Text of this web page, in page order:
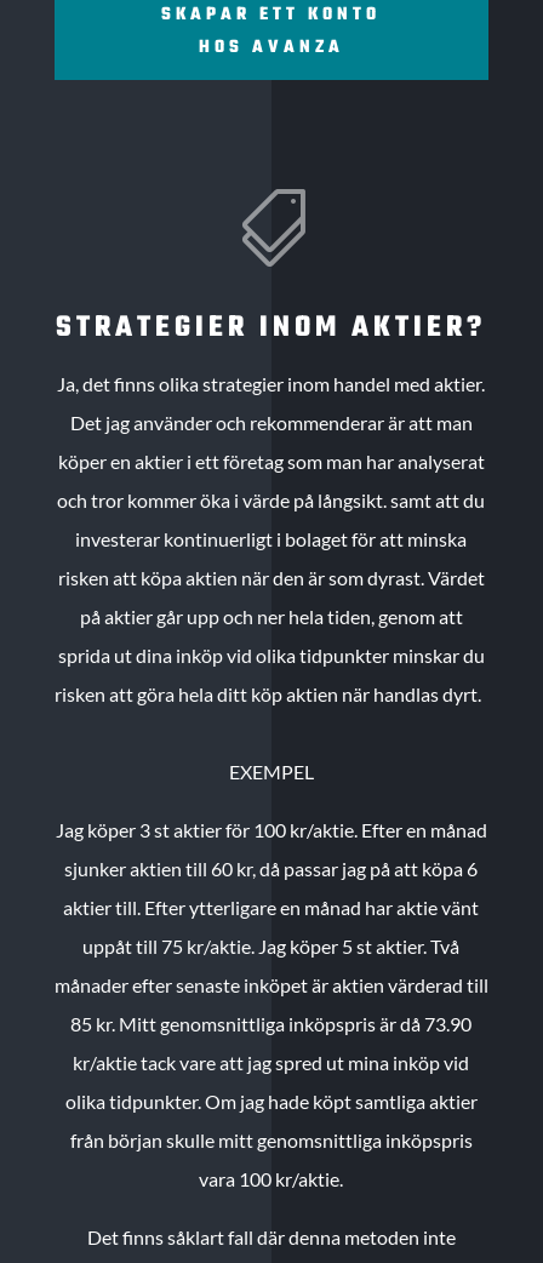
SKAPAR ETT KONTO
HOS AVANZA

STRATEGIER INOM AKTIER?
Ja, det finns olika strategier inom handel med aktier.
Det jag använder och rekommenderar är att man
köper en aktier i ett företag som man har analyserat
och tror kommer öka i värde på långsikt. samt att du
investerar kontinuerligt i bolaget för att minska
risken att köpa aktien när den är som dyrast. Värdet
på aktier går upp och ner hela tiden, genom att
sprida ut dina inköp vid olika tidpunkter minskar du
risken att göra hela ditt köp aktien när handlas dyrt.
EXEMPEL
Jag köper 3 st aktier för 100 kr/aktie. Efter en månad
sjunker aktien till 60 kr, då passar jag på att köpa 6
aktier till. Efter ytterligare en månad har aktie vänt
uppåt till 75 kr/aktie. Jag köper 5 st aktier.Två
månader efter senaste inköpet är aktien värderad till
85 kr. Mitt genomsnittliga inköpspris är då 73.90
kr/aktie tack vare att jag spred ut mina inköp vid
olika tidpunkter. Om jag hade köpt samtliga aktier
från början skulle mitt genomsnittliga inköpspris
vara 100 kr/aktie.
Det finns såklart fall där denna metoden inte